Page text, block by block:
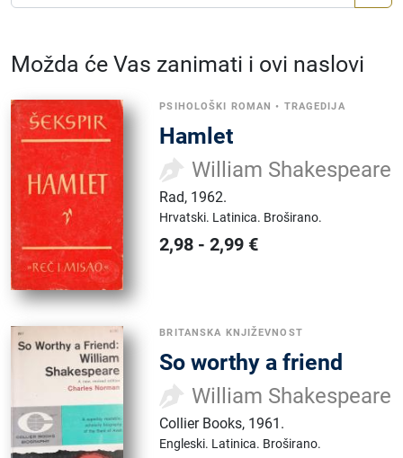
Možda će Vas zanimati i ovi naslovi
PSIHOLOŠKI ROMAN • TRAGEDIJA
Hamlet
William Shakespeare
Rad, 1962.
Hrvatski. Latinica. Broširano.
2,98 -2,99 €
BRITANSKA KNJIŽEVNOST
So worthy a friend
William Shakespeare
Collier Books, 1961.
Engleski. Latinica. Broširano.